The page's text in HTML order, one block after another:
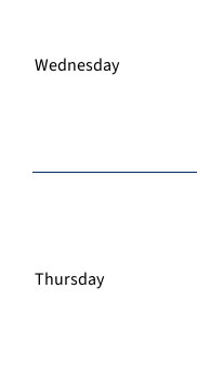
Wednesday
Thursday